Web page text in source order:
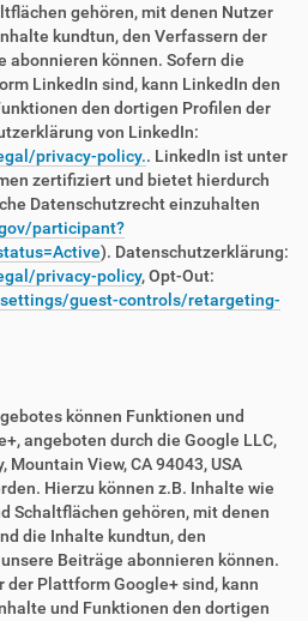
gehören, mit denen Nutzer
kundtun, den Verfassern der
abonnieren können. Sofern die
LinkedIn sind, kann LinkedIn den
den dortigen Profilen der
von LinkedIn:
privacy-policy.. LinkedIn ist unter
zertifiziert und bietet hierdurch
Datenschutzrecht einzuhalten
participant?
). Datenschutzerklärung:
privacy-policy, Opt-Out:
guest-controls/retargeting-
können Funktionen und
angeboten durch die Google LLC,
View, CA 94043, USA
Hierzu können z.B. Inhalte wie
Schaltflächen gehören, mit denen
die Inhalte kundtun, den
Beiträge abonnieren können.
Plattform Google+ sind, kann
und Funktionen den dortigen